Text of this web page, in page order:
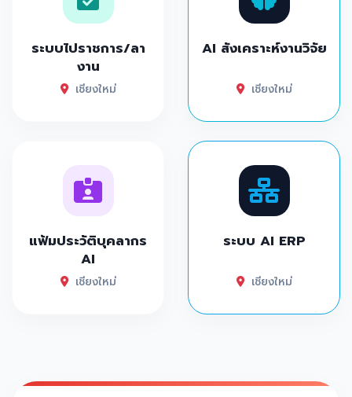
ระบบไปราชการ/ลา
งาน
เชียงใหม่
AI สังเคราะห์งานวิจัย
เชียงใหม่
แฟ้มประวัติบุคลากร
AI
เชียงใหม่
ระบบ AI ERP
เชียงใหม่